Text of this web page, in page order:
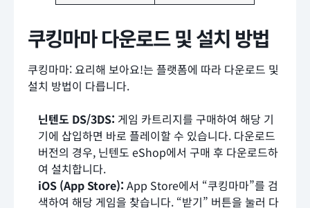
쿠킹마마 다운로드 및 설치 방법
쿠킹마마: 요리해 보아요!는 플랫폼에 따라 다운로드 및
설치 방법이 다릅니다.
닌텐도 DS/3DS: 게임 카트리지를 구매하여 해당 기
기에 삽입하면 바로 플레이할 수 있습니다. 다운로드
버전의 경우, 닌텐도 eShop에서 구매 후 다운로드하
여 설치합니다.
iOS (App Store): App Store에서 “쿠킹마마”를 검
색하여 해당 게임을 찾습니다. “받기” 버튼을 눌러 다